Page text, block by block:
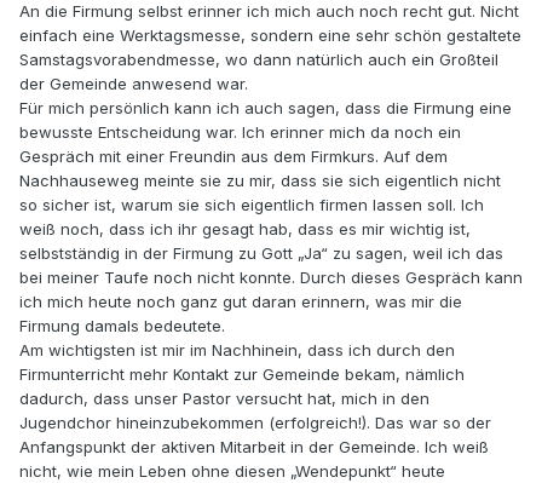
An die Firmung selbst erinner ich mich auch noch recht gut. Nicht
einfach eine Werktagsmesse, sondern eine sehr schön gestaltete
Samstagsvorabendmesse, wo dann natürlich auch ein Großteil
der Gemeinde anwesend war.
Für mich persönlich kann ich auch sagen, dass die Firmung eine
bewusste Entscheidung war. Ich erinner mich da noch ein
Gespräch mit einer Freundin aus dem Firmkurs. Auf dem
Nachhauseweg meinte sie zu mir, dass sie sich eigentlich nicht
so sicher ist, warum sie sich eigentlich firmen lassen soll. Ich
weiß noch, dass ich ihr gesagt hab, dass es mir wichtig ist,
selbstständig in der Firmung zu Gott „Ja“ zu sagen, weil ich das
bei meiner Taufe noch nicht konnte. Durch dieses Gespräch kann
ich mich heute noch ganz gut daran erinnern, was mir die
Firmung damals bedeutete.
Am wichtigsten ist mir im Nachhinein, dass ich durch den
Firmunterricht mehr Kontakt zur Gemeinde bekam, nämlich
dadurch, dass unser Pastor versucht hat, mich in den
Jugendchor hineinzubekommen (erfolgreich!). Das war so der
Anfangspunkt der aktiven Mitarbeit in der Gemeinde. Ich weiß
nicht, wie mein Leben ohne diesen „Wendepunkt“ heute